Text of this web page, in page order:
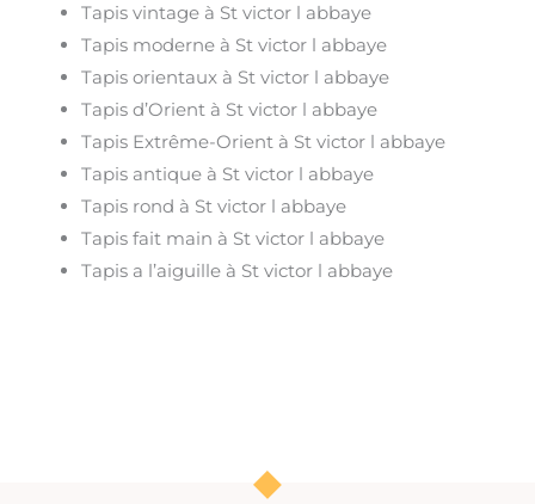
Tapis vintage à St victor l abbaye
Tapis moderne à St victor l abbaye
Tapis orientaux à St victor l abbaye
Tapis d’Orient à St victor l abbaye
Tapis Extrême-Orient à St victor l abbaye
Tapis antique à St victor l abbaye
Tapis rond à St victor l abbaye
Tapis fait main à St victor l abbaye
Tapis a l’aiguille à St victor l abbaye